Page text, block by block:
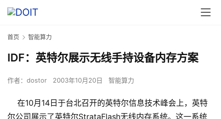
首页 智能算力
IDF：英特尔展示无线手持设备内存方案
作者： dostor 2003年10月20日 智能算力
在10月14日于台北召开的英特尔信息技术峰会上，英特
尔公司展示了英特尔StrataFlash无线内存系统。这一系统